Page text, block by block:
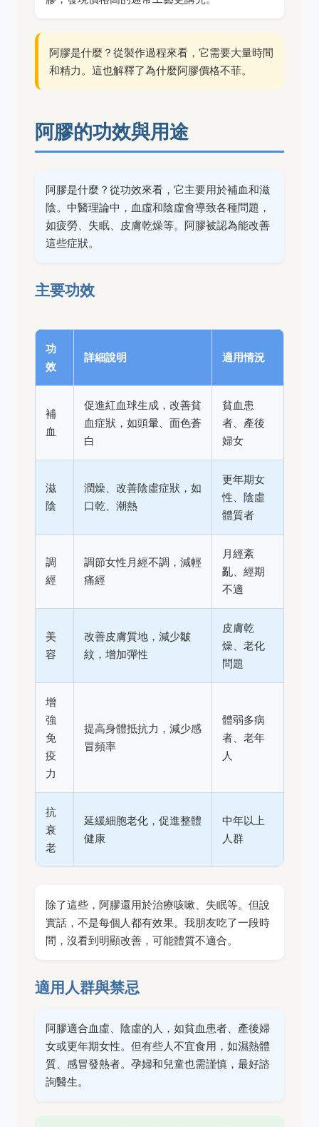
阿膠是什麼？從製作過程來看，它需要大量時間
和精力。這也解釋了為什麼阿膠價格不菲。
阿膠的功效與用途
阿膠是什麼？從功效來看，它主要用於補血和滋
陰。中醫理論中，血虛和陰虛會導致各種問題，
如疲勞、失眠、皮膚乾燥等。阿膠被認為能改善
這些症狀。
主要功效
功
效
詳細說明 適用情況
補
血
促進紅血球生成，改善貧
血症狀，如頭暈、面色蒼
白
貧血患
者、產後
婦女
滋
陰
潤燥、改善陰虛症狀，如
口乾、潮熱
更年期女
性、陰虛
體質者
調
經
調節女性月經不調，減輕
痛經
月經紊
亂、經期
不適
美
容
改善皮膚質地，減少皺
紋，增加彈性
皮膚乾
燥、老化
問題
增
強
免
疫
力
提高身體抵抗力，減少感
冒頻率
體弱多病
者、老年
人
抗
衰
老
延緩細胞老化，促進整體
健康
中年以上
人群
除了這些，阿膠還用於治療咳嗽、失眠等。但說
實話，不是每個人都有效果。我朋友吃了一段時
間，沒看到明顯改善，可能體質不適合。
適用人群與禁忌
阿膠適合血虛、陰虛的人，如貧血患者、產後婦
女或更年期女性。但有些人不宜食用，如濕熱體
質、感冒發熱者。孕婦和兒童也需謹慎，最好諮
詢醫生。